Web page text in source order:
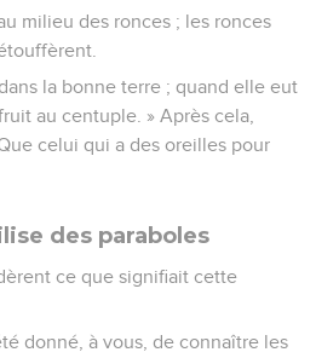
milieu des ronces ; les ronces
la bonne terre ; quand elle eut
au centuple. » Après cela,
celui qui a des oreilles pour
des paraboles
ce que signifiait cette
donné, à vous, de connaître les